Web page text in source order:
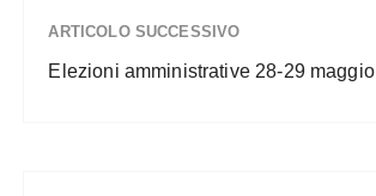
ARTICOLO SUCCESSIVO
Elezioni amministrative 28-29 maggio